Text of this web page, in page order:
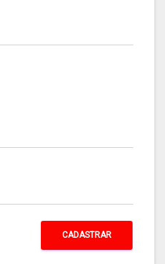
CADASTRAR